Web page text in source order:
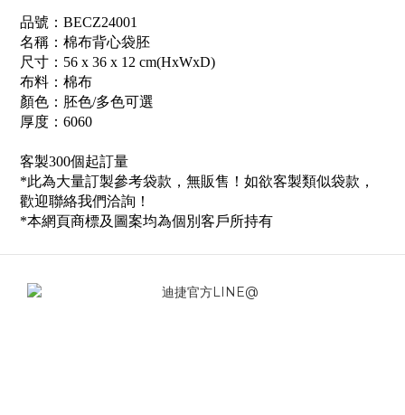
品號： BECZ24001
名稱： 棉布背心袋胚
尺寸：56 x 36 x 12 cm(HxWxD)
布料：棉布
顏色： 胚色/多色可選
厚度：6060
客製300個起訂量
*此為大量訂製參考袋款，無販售！如欲客製類似袋款，
歡迎聯絡我們洽詢！
*本網頁商標及圖案均為個別客戶所持有